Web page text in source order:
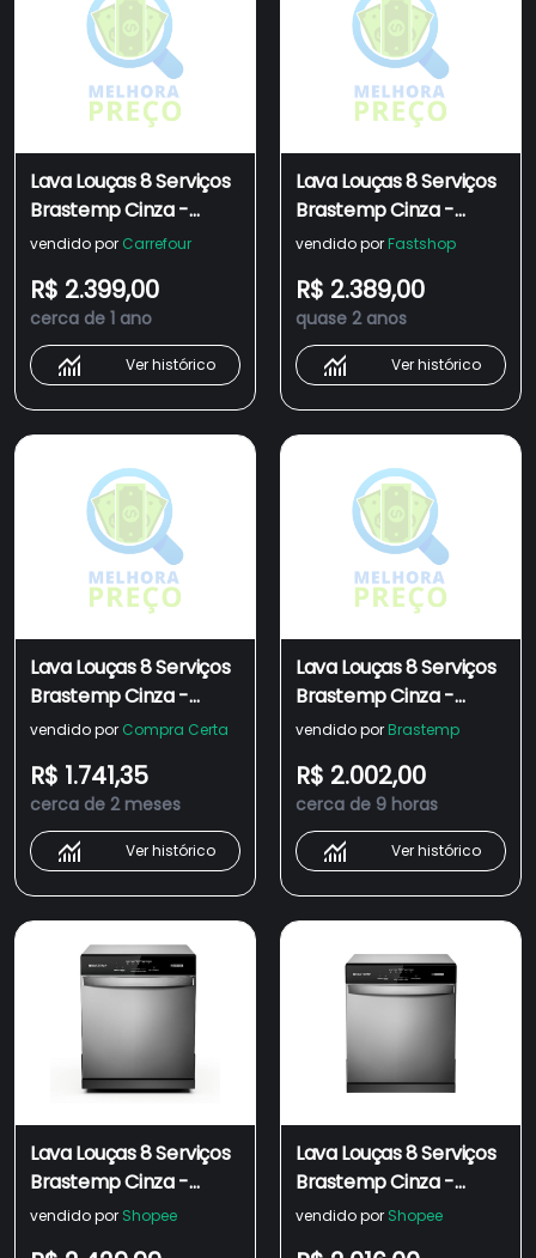
Lava Louças 8 Serviços
Brastemp Cinza -
Blf08bs 110v
vendido por Carrefour
R$ 2.399,00
cerca de 1 ano
Ver histórico
Lava Louças 8 Serviços
Brastemp Cinza -
BLF08BS 220
vendido por Fastshop
R$ 2.389,00
quase 2 anos
Ver histórico
Lava Louças 8 Serviços
Brastemp Cinza -
BLF08BS
vendido por Compra Certa
R$ 1.741,35
cerca de 2 meses
Ver histórico
Lava Louças 8 Serviços
Brastemp Cinza -
BLF08BS
vendido por Brastemp
R$ 2.002,00
cerca de 9 horas
Ver histórico
Lava Louças 8 Serviços
Brastemp Cinza -
BLF08BS 220V
vendido por Shopee
Lava Louças 8 Serviços
Brastemp Cinza -
BLF08BS
vendido por Shopee